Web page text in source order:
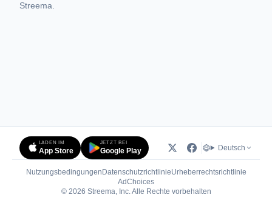
Streema.
LADEN IM
App Store
JETZT BEI
Google Play Deutsch
Nutzungsbedingungen DatenschutzrichtlinieUrheberrechtsrichtlinie
AdChoices(öffnet in neuem Tab)
© 2026 Streema, Inc. Alle Rechte vorbehalten